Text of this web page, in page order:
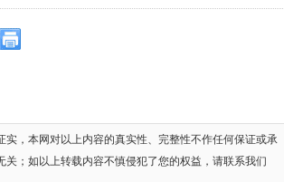
实，本网对以上内容的真实性、完整性不作任何保证或承
；如以上转载内容不慎侵犯了您的权益，请联系我们